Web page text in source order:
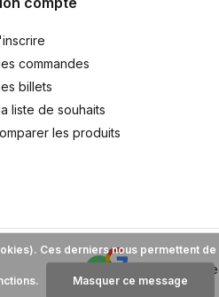
commandes
billets
liste de souhaits
les produits
Wij scoren
Ces derniers nous permettent
Masquer ce message